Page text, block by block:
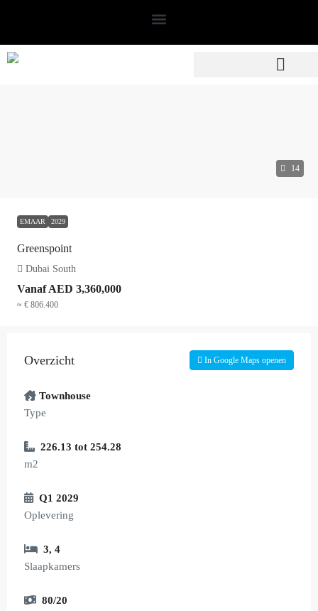
14
EMAAR 2029
Greenspoint
Dubai South
VanafAED 3,360,000
≈ € 806.400
Overzicht In Google Maps openen
Townhouse
Type
226.13 tot 254.28
m2
Q1 2029
Oplevering
3, 4
Slaapkamers
80/20